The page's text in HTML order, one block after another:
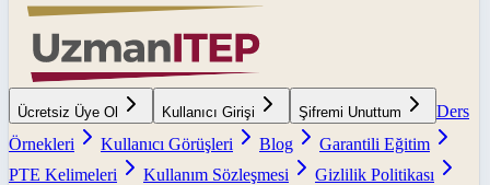
Ücretsiz Üye Ol Kullanıcı Girişi Şifremi Unuttum
Ders
Örnekleri
Kullanıcı Görüşleri Blog
Garantili Eğitim
PTE Kelimeleri
Kullanım Sözleşmesi
Gizlilik Politikası